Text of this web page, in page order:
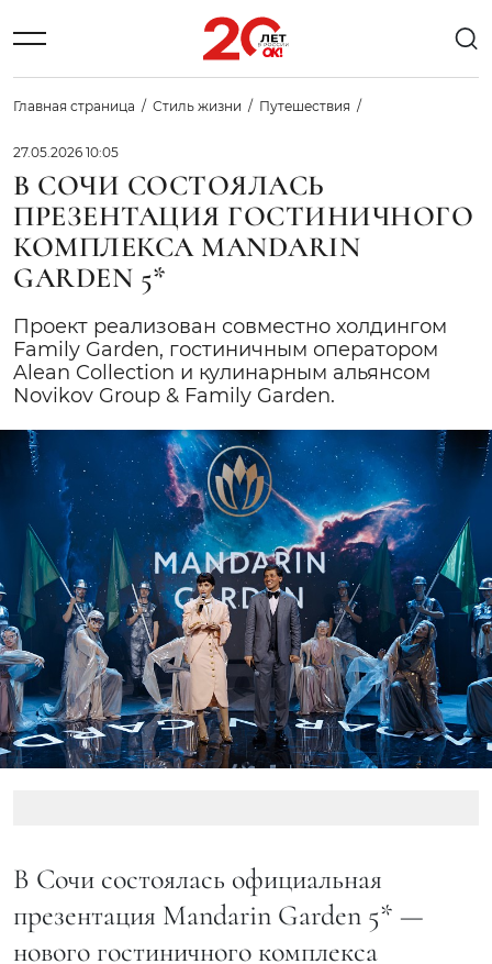
Главная страница Стиль жизни Путешествия
27.05.2026 10:05
В СОЧИ СОСТОЯЛАСЬ
ПРЕЗЕНТАЦИЯ ГОСТИНИЧНОГО
КОМПЛЕКСА MANDARIN
GARDEN 5*
Проект реализован совместно холдингом
Family Garden, гостиничным оператором
Alean Collection и кулинарным альянсом
Novikov Group & Family Garden.
В Сочи состоялась официальная
презентация Mandarin Garden 5* —
нового гостиничного комплекса